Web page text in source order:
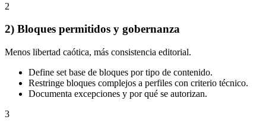
2
2) Bloques permitidos y gobernanza
Menos libertad caótica, más consistencia editorial.
Define set base de bloques por tipo de contenido.
Restringe bloques complejos a perfiles con criterio técnico.
Documenta excepciones y por qué se autorizan.
3